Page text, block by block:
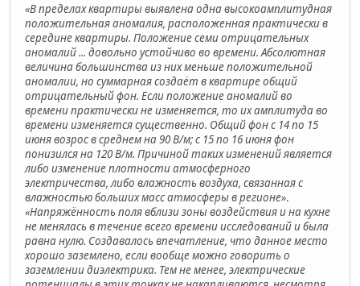
«В пределах квартиры выявлена одна высокоамплитудная
положительная аномалия, расположенная практически в
середине квартиры. Положение семи отрицательных
аномалий ... довольно устойчиво во времени. Абсолютная
величина большинства из них меньше положительной
аномалии, но суммарная создаёт в квартире общий
отрицательный фон. Если положение аномалий во
времени практически не изменяется, то их амплитуда во
времени изменяется существенно. Общий фон с 14 по 15
июня возрос в среднем на 90 В/м; с 15 по 16 июня фон
понизился на 120 В/м. Причиной таких изменений является
либо изменение плотности атмосферного
электричества, либо влажность воздуха, связанная с
влажностью больших масс атмосферы в регионе».
«Напряжённость поля вблизи зоны воздействия и на кухне
не менялась в течение всего времени исследований и была
равна нулю. Создавалось впечатление, что данное место
хорошо заземлено, если вообще можно говорить о
заземлении диэлектрика. Тем не менее, электрические